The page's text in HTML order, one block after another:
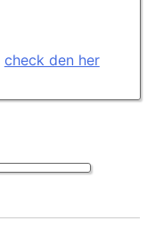
check den her